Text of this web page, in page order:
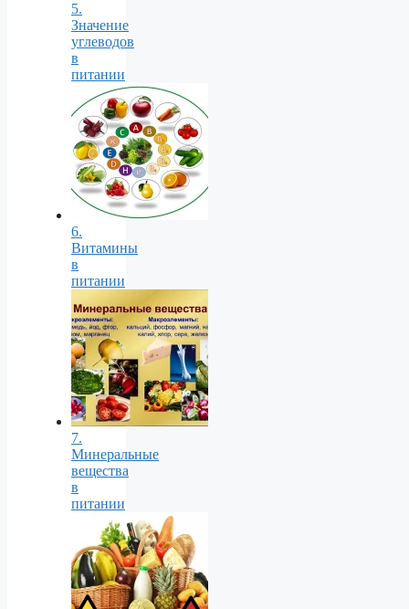
5.
Значение
углеводов
в
питании
6.
Витамины
в
питании
7.
Минеральные
вещества
в
питании